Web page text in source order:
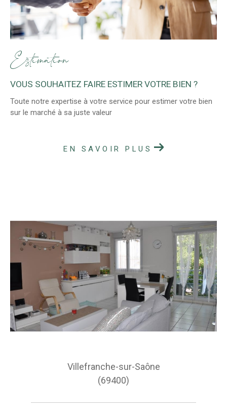
Estimation
VOUS SOUHAITEZ FAIRE ESTIMER VOTRE BIEN ?
Toute notre expertise à votre service pour estimer votre bien
sur le marché à sa juste valeur
EN SAVOIR PLUS
Villefranche-sur-Saône
(69400)